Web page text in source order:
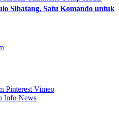
Sibatang, Satu Komando untuk
Pinterest Vimeo